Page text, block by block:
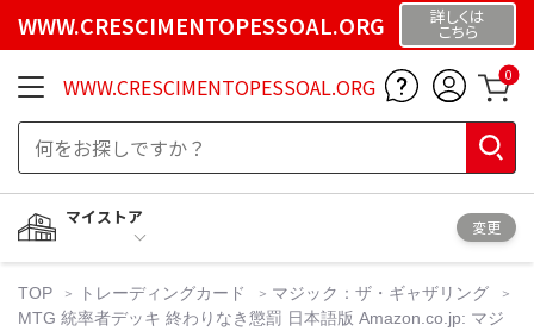
WWW.CRESCIMENTOPESSOAL.ORG 詳しくは
こちら
WWW.CRESCIMENTOPESSOAL.ORG 0
マイストア
変更
TOP トレーディングカード
マジック：ザ・ギャザリング
MTG 統率者デッキ 終わりなき懲罰 日本語版 Amazon.co.jp: マジ